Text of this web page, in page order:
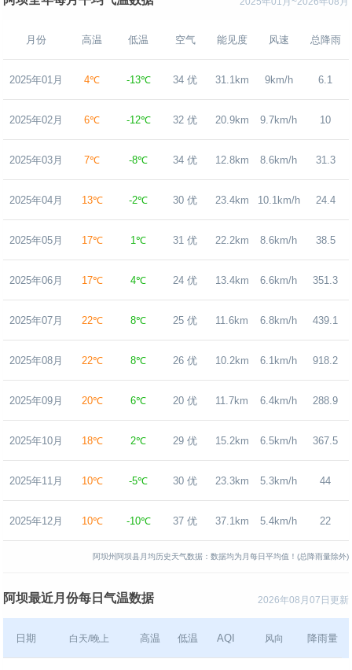
月份 高温 低温 空气 能见度 风速 总降雨
2025年01月 4℃ -13℃ 34 优 31.1km 9km/h 6.1
2025年02月 6℃ -12℃ 32 优 20.9km 9.7km/h 10
2025年03月 7℃ -8℃ 34 优 12.8km 8.6km/h 31.3
2025年04月 13℃ -2℃ 30 优 23.4km 10.1km/h 24.4
2025年05月 17℃ 1℃ 31 优 22.2km 8.6km/h 38.5
2025年06月 17℃ 4℃ 24 优 13.4km 6.6km/h 351.3
2025年07月 22℃ 8℃ 25 优 11.6km 6.8km/h 439.1
2025年08月 22℃ 8℃ 26 优 10.2km 6.1km/h 918.2
2025年09月 20℃ 6℃ 20 优 11.7km 6.4km/h 288.9
2025年10月 18℃ 2℃ 29 优 15.2km 6.5km/h 367.5
2025年11月 10℃ -5℃ 30 优 23.3km 5.3km/h 44
2025年12月 10℃ -10℃ 37 优 37.1km 5.4km/h 22
阿坝州阿坝县月均历史天气数据：数据均为月每日平均值！(总降雨量除外)
2026年08月07日更新
阿坝最近月份每日气温数据
日期 白天/晚上 高温 低温 AQI 风向 降雨量